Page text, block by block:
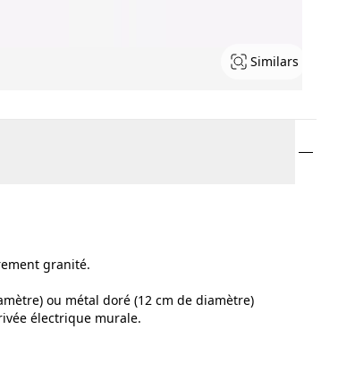
Similars
granité.
ou métal doré (12 cm de diamètre)
électrique murale.